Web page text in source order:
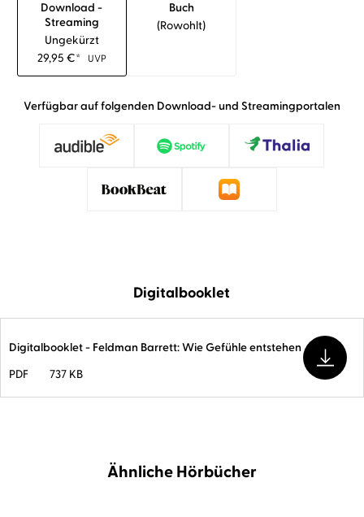
Download -
Streaming
Ungekürzt
29,95 €* UVP
Buch
(rowohlt)
Verfügbar auf folgenden Download- und Streamingportalen
Digitalbooklet
Digitalbooklet - Feldman Barrett: Wie Gefühle entstehen
PDF
737 KB
Ähnliche Hörbücher